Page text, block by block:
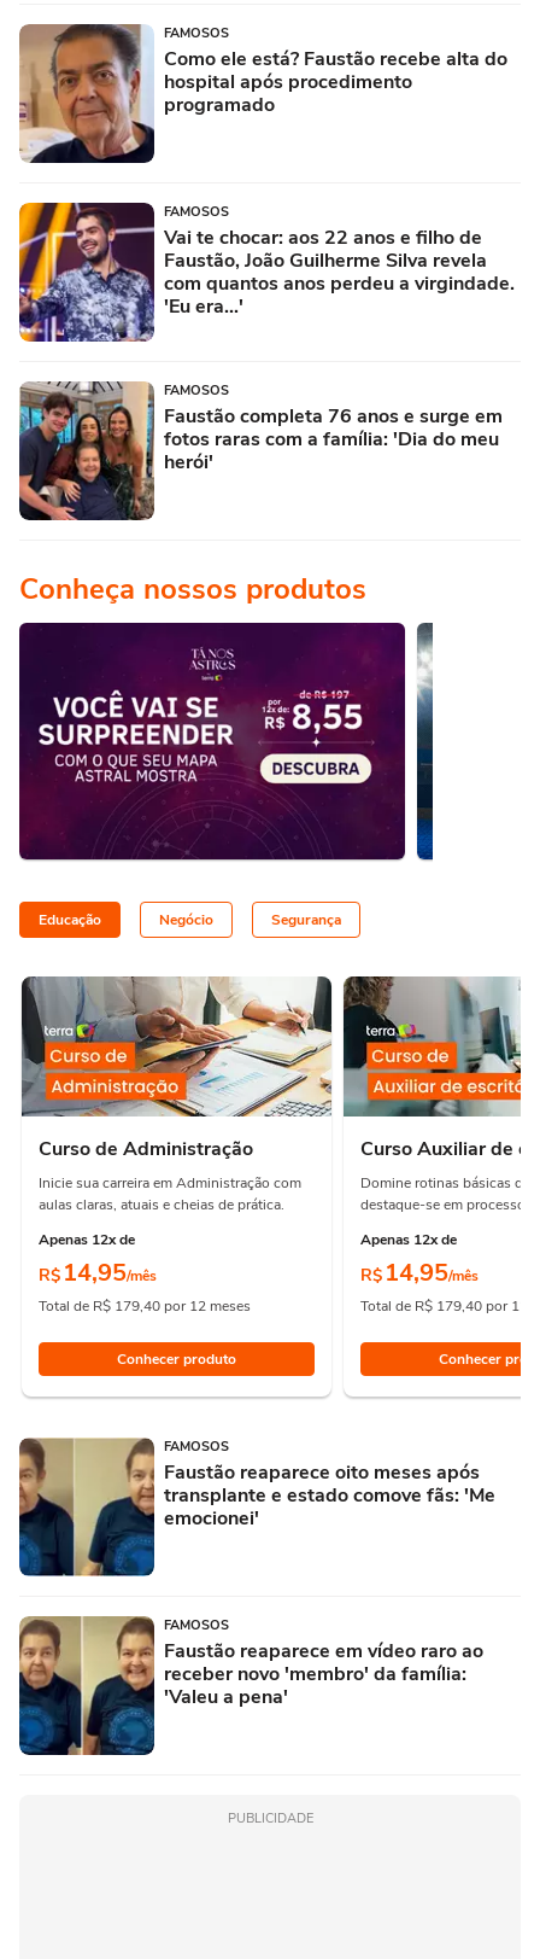
FAMOSOS
Como ele está? Faustão recebe alta do
hospital após procedimento
programado
FAMOSOS
Vai te chocar: aos 22 anos e filho de
Faustão, João Guilherme Silva revela
com quantos anos perdeu a virgindade.
'Eu era...'
FAMOSOS
Faustão completa 76 anos e surge em
fotos raras com a família: 'Dia do meu
herói'
Conheça nossos produtos
Educação Negócio Segurança
Curso de Administração
Inicie sua carreira em Administração com
aulas claras, atuais e cheias de prática.
Apenas 12x de
R$ 14,95/mês
Total de R$ 179,40 por 12 meses
Conhecer produto
Curso Auxiliar de
Domine rotinas básicas de
destaque-se em processos
Apenas 12x de
R$ 14,95/mês
Total de R$ 179,40 por 12
Conhecer
FAMOSOS
Faustão reaparece oito meses após
transplante e estado comove fãs: 'Me
emocionei'
FAMOSOS
Faustão reaparece em vídeo raro ao
receber novo 'membro' da família:
'Valeu a pena'
PUBLICIDADE